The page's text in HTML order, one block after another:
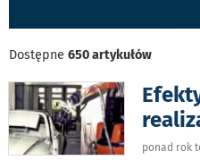
Dostępne 650 artykułów
ponad rok